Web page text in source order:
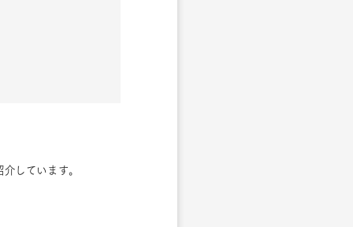
介しています。